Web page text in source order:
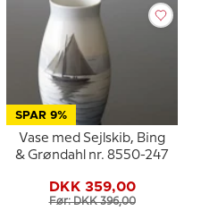
SPAR 9%
Vase med Sejlskib, Bing
& Grøndahl nr. 8550-247
DKK 359,00
Før: DKK 396,00